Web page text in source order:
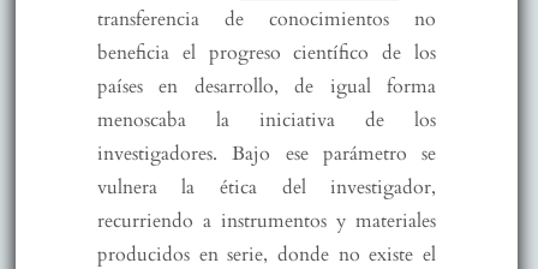
transferencia de conocimientos no
beneficia el progreso científico de los
países en desarrollo, de igual forma
menoscaba la iniciativa de los
investigadores. Bajo ese parámetro se
vulnera la ética del investigador,
recurriendo a instrumentos y materiales
producidos en serie, donde no existe el